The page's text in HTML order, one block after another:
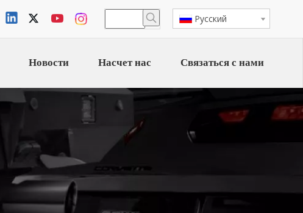
Pусский
Новости Насчет нас Связаться с нами